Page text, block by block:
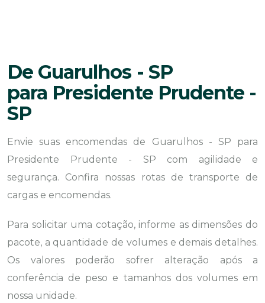
De Guarulhos - SP
para Presidente Prudente -
SP
Envie suas encomendas de Guarulhos - SP para
Presidente Prudente - SP com agilidade e
segurança. Confira nossas rotas de transporte de
cargas e encomendas.
Para solicitar uma cotação, informe as dimensões do
pacote, a quantidade de volumes e demais detalhes.
Os valores poderão sofrer alteração após a
conferência de peso e tamanhos dos volumes em
nossa unidade.